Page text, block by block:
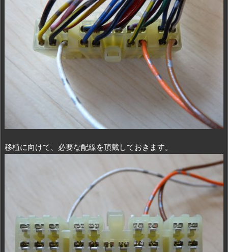
移植に向けて、必要な配線を頂戴しておきます。